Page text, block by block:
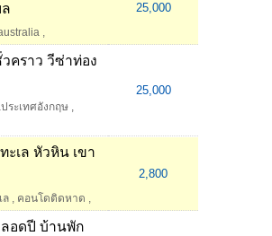
,
25,000
คราว วีซ่าท่อง
ระเทศอังกฤษ ,
25,000
เล หัวหิน เขา
ล , คอนโดติดหาด ,
2,800
ลอดปี บ้านพัก